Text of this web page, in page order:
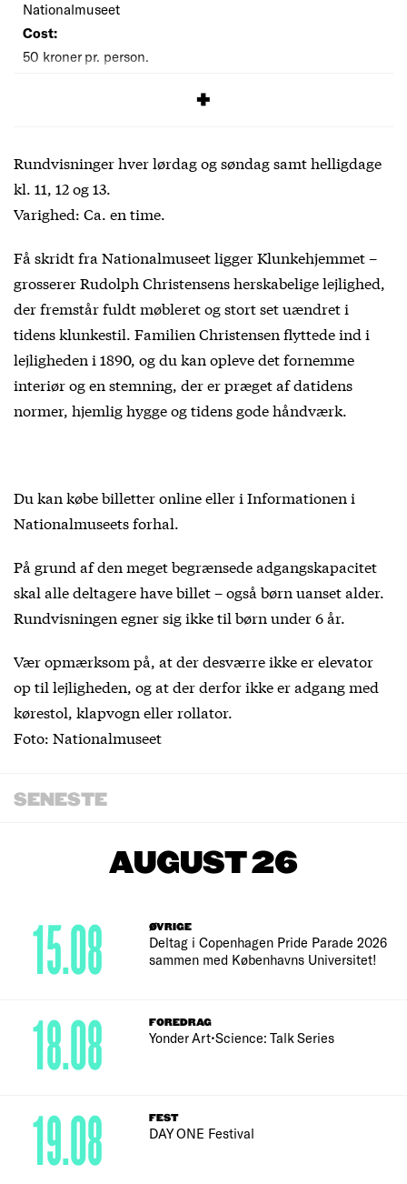
Nationalmuseet
Cost:
50 kroner pr. person.
Rundvisninger hver lørdag og søndag samt helligdage
kl. 11, 12 og 13.
Varighed: Ca. en time.
Få skridt fra Nationalmuseet ligger Klunkehjemmet –
grosserer Rudolph Christensens herskabelige lejlighed,
der fremstår fuldt møbleret og stort set uændret i
tidens klunkestil. Familien Christensen flyttede ind i
lejligheden i 1890, og du kan opleve det fornemme
interiør og en stemning, der er præget af datidens
normer, hjemlig hygge og tidens gode håndværk.
Du kan købe billetter online eller i Informationen i
Nationalmuseets forhal.
På grund af den meget begrænsede adgangskapacitet
skal alle deltagere have billet – også børn uanset alder.
Rundvisningen egner sig ikke til børn under 6 år.
Vær opmærksom på, at der desværre ikke er elevator
op til lejligheden, og at der derfor ikke er adgang med
kørestol, klapvogn eller rollator.
Foto: Nationalmuseet
SENESTE
AUGUST 26
ØVRIGE
Deltag i Copenhagen Pride Parade 2026
sammen med Københavns Universitet!
15.08
FOREDRAG
Yonder Art•Science: Talk Series
18.08
FEST
DAY ONE Festival
19.08